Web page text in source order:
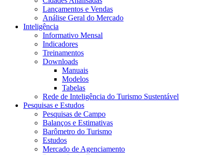
Lançamentos e Vendas
Análise Geral do Mercado
Inteligência
Informativo Mensal​
Indicadores
Treinamentos
Downloads
Manuais
Modelos
Tabelas
Rede de Inteligência do Turismo Sustentável
Pesquisas e Estudos
Pesquisas de Campo
Balanços e Estimativas
Barômetro do Turismo
Estudos
Mercado de Agenciamento